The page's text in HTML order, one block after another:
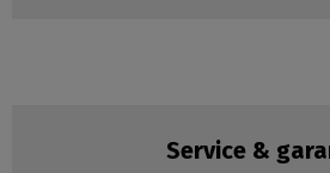
Service &